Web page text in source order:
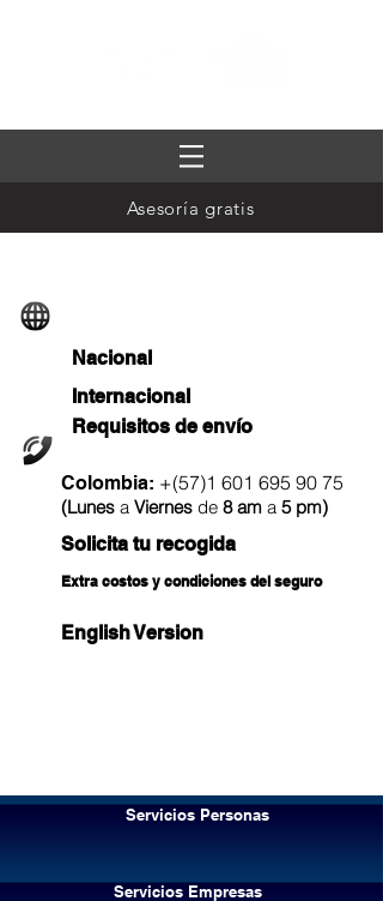
Asesoría gratis
Nacional
Internacional
Requisitos de envío
Colombia: +(57)1 601 695 90 75
(Lunes a Viernes de 8 am a 5 pm)
Solicita tu recogida
Extra costos y condiciones del seguro
English Version
Servicios Personas
Servicios Empresas